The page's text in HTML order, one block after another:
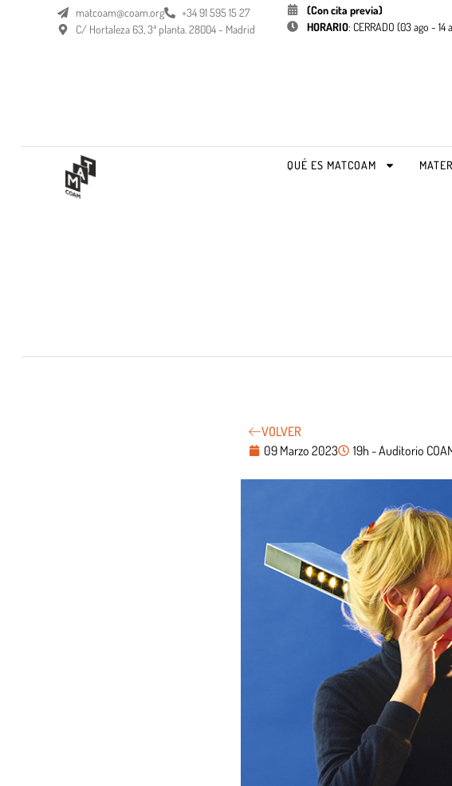
matcoam@coam.org
+34 91 595 15 27
C/ Hortaleza 63, 3ª planta. 28004 - Madrid
(Con cita previa)
HORARIO: CERRADO (03 ago - 14
QUÉ ES MATCOAM
VOLVER
09 Marzo 2023
19h - Auditorio